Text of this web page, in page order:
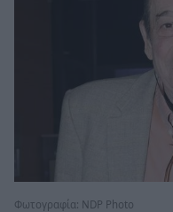
Φωτογραφία: NDP Photo